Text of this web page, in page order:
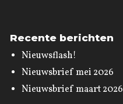
Recente berichten
Nieuwsflash!
Nieuwsbrief mei 2026
Nieuwsbrief maart 2026